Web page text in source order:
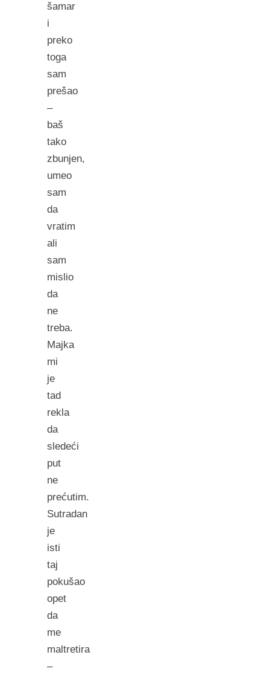
šamar
i
preko
toga
sam
prešao
–
baš
tako
zbunjen,
umeo
sam
da
vratim
ali
sam
mislio
da
ne
treba.
Majka
mi
je
tad
rekla
da
sledeći
put
ne
prećutim.
Sutradan
je
isti
taj
pokušao
opet
da
me
maltretira
–